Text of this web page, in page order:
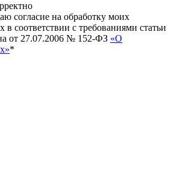
согласие на обработку моих
соответствии с требованиями статьи
от 27.07.2006 № 152-ФЗ «О
*